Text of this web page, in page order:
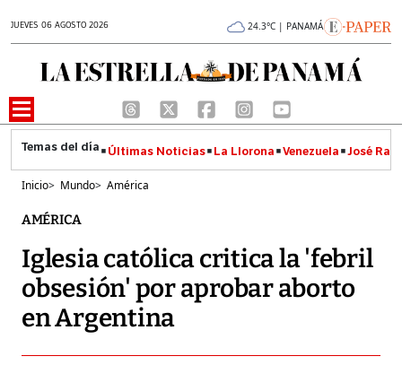
JUEVES 06 AGOSTO 2026 24.3°C | PANAMÁ
Últimas Noticias La Llorona Venezuela José
Inicio> Mundo> América
AMÉRICA
Iglesia católica critica la 'febril
obsesión' por aprobar aborto
en Argentina